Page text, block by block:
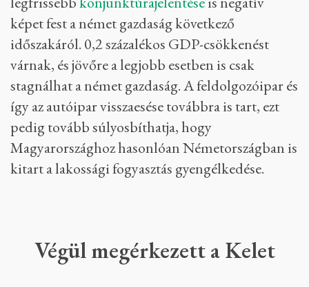
képet fest a német gazdaság következő
időszakáról. 0,2 százalékos GDP-csökkenést
várnak, és jövőre a legjobb esetben is csak
stagnálhat a német gazdaság. A feldolgozóipar és
így az autóipar visszaesése továbbra is tart, ezt
pedig tovább súlyosbíthatja, hogy
Magyarországhoz hasonlóan Németországban is
kitart a lakossági fogyasztás gyengélkedése.
Végül megérkezett a Kelet